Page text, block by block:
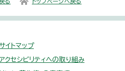
サイトマップ
クセシビリティへの取り組み